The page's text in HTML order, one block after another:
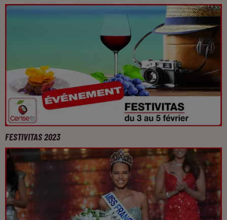
FESTIVITAS 2023